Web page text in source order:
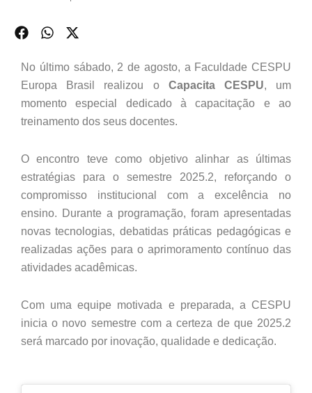
No último sábado, 2 de agosto, a Faculdade CESPU
Europa Brasil realizou o Capacita CESPU, um
momento especial dedicado à capacitação e ao
treinamento dos seus docentes.
O encontro teve como objetivo alinhar as últimas
estratégias para o semestre 2025.2, reforçando o
compromisso institucional com a excelência no
ensino. Durante a programação, foram apresentadas
novas tecnologias, debatidas práticas pedagógicas e
realizadas ações para o aprimoramento contínuo das
atividades acadêmicas.
Com uma equipe motivada e preparada, a CESPU
inicia o novo semestre com a certeza de que 2025.2
será marcado por inovação, qualidade e dedicação.